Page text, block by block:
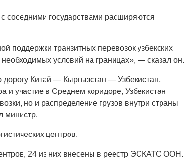
соседними государствами расширяются
поддержки транзитных перевозок узбекских
условий на границах», — сказал он.
Китай — Кыргызстан — Узбекистан,
и участие в Среднем коридоре, Узбекистан
но и распределение грузов внутри страны
министр.
центров.
24 из них внесены в реестр ЭСКАТО ООН.